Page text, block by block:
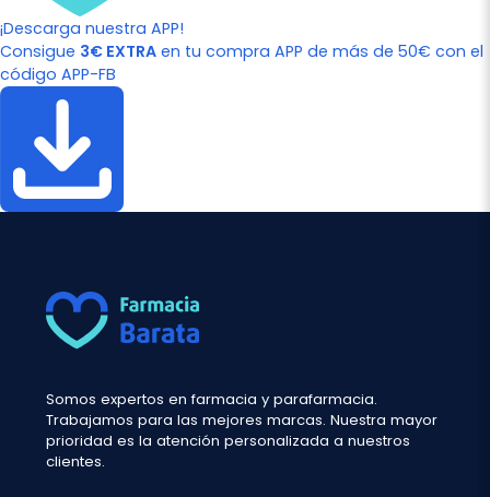
¡Descarga nuestra APP!
Consigue 3€ EXTRA en tu compra APP de más de 50€ con el
código APP-FB
Somos expertos en farmacia y parafarmacia.
Trabajamos para las mejores marcas. Nuestra mayor
prioridad es la atención personalizada a nuestros
clientes.